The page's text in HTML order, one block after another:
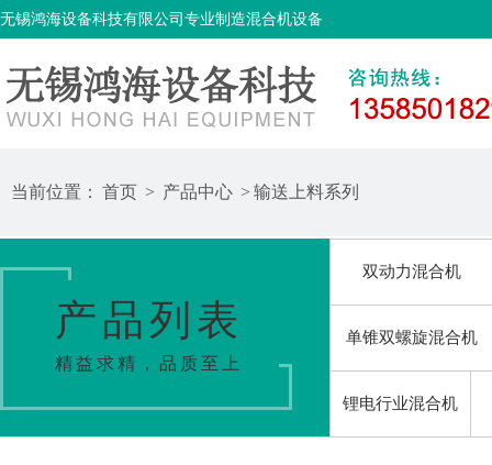
无锡鸿海设备科技有限公司专业制造混合机设备
当前位置： 首页 > 产品中心 > 输送上料系列
产品列表
精益求精，品质至上
双动力混合机
单锥双螺旋混合机
锂电行业混合机